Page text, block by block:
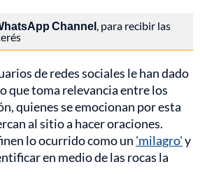
Channel, para recibir las
de redes sociales le han dado
que toma relevancia entre los
quienes se emocionan por esta
al sitio a hacer oraciones.
lo ocurrido como un 'milagro'y
en medio de las rocas la